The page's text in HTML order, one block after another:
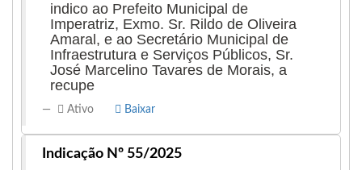
indico ao Prefeito Municipal de
Imperatriz, Exmo. Sr. Rildo de Oliveira
Amaral, e ao Secretário Municipal de
Infraestrutura e Serviços Públicos, Sr.
José Marcelino Tavares de Morais, a
recupe
Ativo Baixar
Indicação Nº 55/2025